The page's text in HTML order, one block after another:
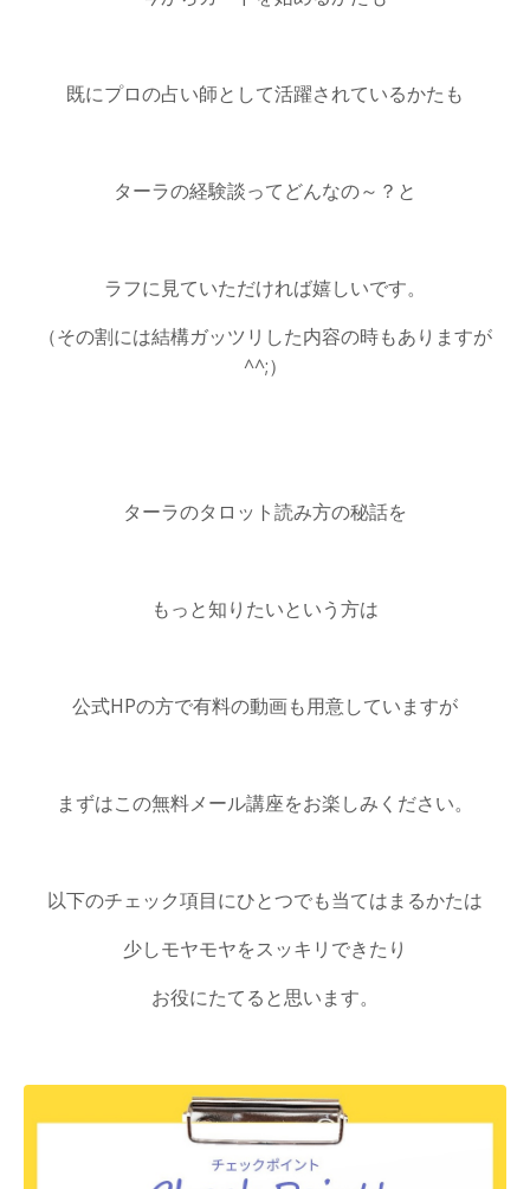
既にプロの占い師として活躍されているかたも
ターラの経験談ってどんなの～？と
ラフに見ていただければ嬉しいです。
（その割には結構ガッツリした内容の時もありますが
^^;）
ターラのタロット読み方の秘話を
もっと知りたいという方は
公式HPの方で有料の動画も用意していますが
まずはこの無料メール講座をお楽しみください。
以下のチェック項目にひとつでも当てはまるかたは
少しモヤモヤをスッキリできたり
お役にたてると思います。